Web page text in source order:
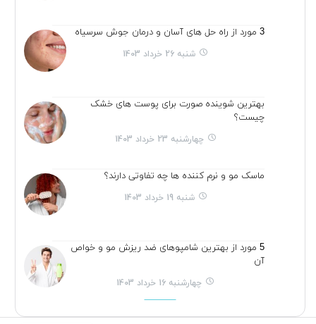
3 مورد از راه حل های آسان و درمان جوش سرسیاه
شنبه 26 خرداد 1403
بهترین شوینده صورت برای پوست های خشک
چیست؟
چهارشنبه 23 خرداد 1403
ماسک مو و نرم کننده ها چه تفاوتی دارند؟
شنبه 19 خرداد 1403
5 مورد از بهترین شامپوهای ضد ریزش مو و خواص
آن
چهارشنبه 16 خرداد 1403